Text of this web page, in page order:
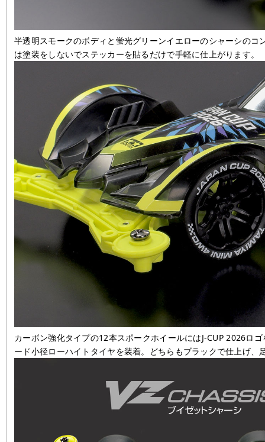
半透明スモークのボディと蛍光グリーンイエローのシャーシのコ
は塗装をしないでステッカーを貼るだけで手軽に仕上がります。
カーボン強化タイプの12本スポークホイールにはJ-CUP 2026ロ
ード小径ローハイトタイヤを装着。どちらもブラックで仕上げ、